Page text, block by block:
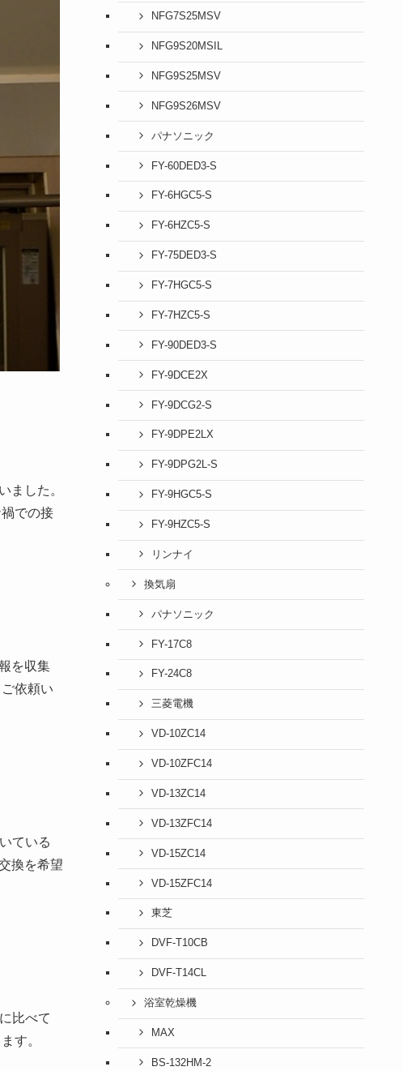
ました。
での接
を収集
依頼い
ている
換を希望
比べて
す。
NFG7S25MSV
NFG9S20MSIL
NFG9S25MSV
NFG9S26MSV
パナソニック
FY-60DED3-S
FY-6HGC5-S
FY-6HZC5-S
FY-75DED3-S
FY-7HGC5-S
FY-7HZC5-S
FY-90DED3-S
FY-9DCE2X
FY-9DCG2-S
FY-9DPE2LX
FY-9DPG2L-S
FY-9HGC5-S
FY-9HZC5-S
リンナイ
換気扇
パナソニック
FY-17C8
FY-24C8
三菱電機
VD-10ZC14
VD-10ZFC14
VD-13ZC14
VD-13ZFC14
VD-15ZC14
VD-15ZFC14
東芝
DVF-T10CB
DVF-T14CL
浴室乾燥機
MAX
BS-132HM-2